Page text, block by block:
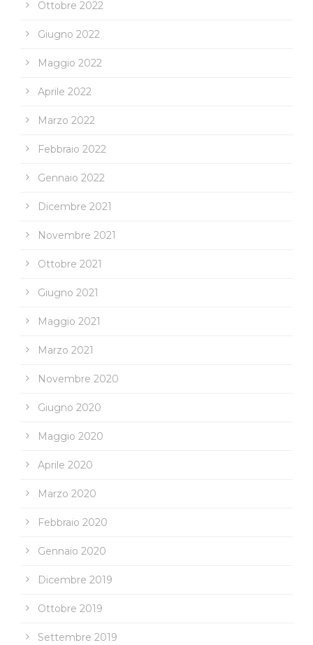
Ottobre 2022
Giugno 2022
Maggio 2022
Aprile 2022
Marzo 2022
Febbraio 2022
Gennaio 2022
Dicembre 2021
Novembre 2021
Ottobre 2021
Giugno 2021
Maggio 2021
Marzo 2021
Novembre 2020
Giugno 2020
Maggio 2020
Aprile 2020
Marzo 2020
Febbraio 2020
Gennaio 2020
Dicembre 2019
Ottobre 2019
Settembre 2019